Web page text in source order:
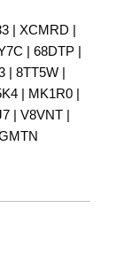
| XCMRD |
| 68DTP |
| 8TT5W |
| MK1R0 |
| V8VNT |